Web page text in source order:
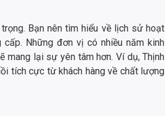
Bạn nên tìm hiểu về lịch sử hoạt
Những đơn vị có nhiều năm kinh
mang lại sự yên tâm hơn. Ví dụ, Thịnh
tích cực từ khách hàng về chất lượng